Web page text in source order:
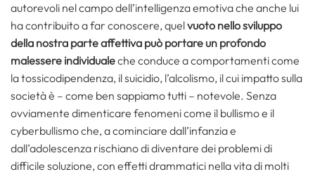
autorevoli nel campo dell’intelligenza emotiva che anche lui
ha contribuito a far conoscere, quelvuoto nello sviluppo
della nostra parte affettiva può portare un profondo
malessere individualeche conduce a comportamenti come
la tossicodipendenza, il suicidio, l’alcolismo, il cui impatto sulla
società è – come ben sappiamo tutti – notevole. Senza
ovviamente dimenticare fenomeni come il bullismo e il
cyberbullismo che, a cominciare dall’infanzia e
dall’adolescenza rischiano di diventare dei problemi di
difficile soluzione, con effetti drammatici nella vita di molti